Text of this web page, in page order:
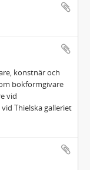
konstnär och
bokformgivare
vid
Thielska galleriet